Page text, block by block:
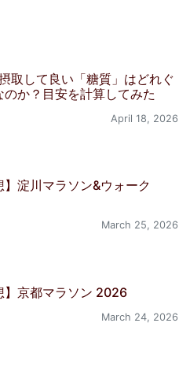
取して良い「糖質」はどれぐ
のか？目安を計算してみた
April 18, 2026
】淀川マラソン&ウォーク
March 25, 2026
】京都マラソン 2026
March 24, 2026